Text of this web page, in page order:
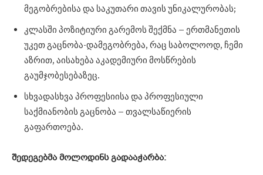
მეგობრებისა და საკუთარი თავის უნიკალურობას;
კლასში პოზიტიური გარემოს შექმნა – ერთმანეთის
უკეთ გაცნობა-დამეგობრება, რაც საბოლოოდ, ჩემი
აზრით, აისახება აკადემიური მოსწრების
გაუმჯობესებაზეც.
სხვადასხვა პროფესიისა და პროფესიული
საქმიანობის გაცნობა – თვალსაწიერის
გაფართოება.
შედეგებმა მოლოდინს გადააჭარბა: